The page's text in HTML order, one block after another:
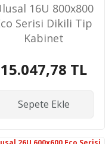
16U 800x800
Serisi Dikili Tip
Kabinet
15.047,78 TL
Sepete Ekle